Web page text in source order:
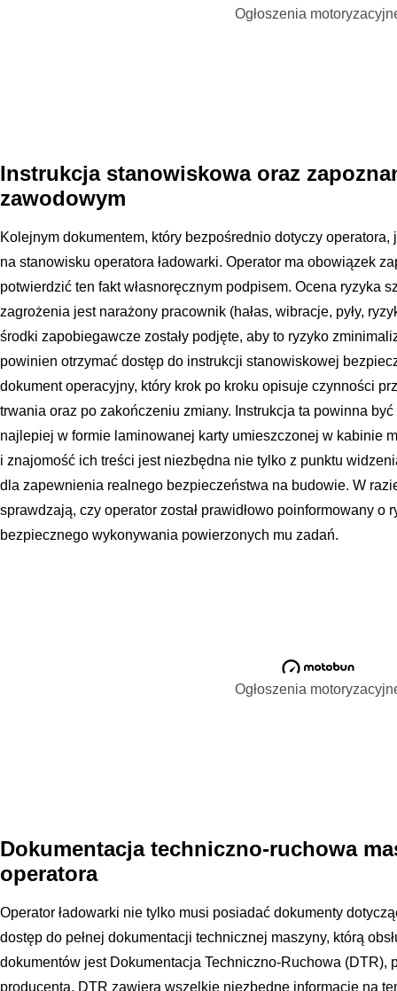
Ogłoszenia
Instrukcja stanowiskowa oraz
zawodowym
Kolejnym dokumentem, który bezpośrednio dotyczy
na stanowisku operatora ładowarki. Operator ma obowiązek
potwierdzić ten fakt własnoręcznym podpisem. Ocena ryzyka
zagrożenia jest narażony pracownik (hałas, wibracje, pyły,
środki zapobiegawcze zostały podjęte, aby to ryzyko
powinien otrzymać dostęp do instrukcji stanowiskowej
dokument operacyjny, który krok po kroku opisuje czynności
trwania oraz po zakończeniu zmiany. Instrukcja ta powinna
najlepiej w formie laminowanej karty umieszczonej w kabinie
i znajomość ich treści jest niezbędna nie tylko z punktu
dla zapewnienia realnego bezpieczeństwa na budowie. W
sprawdzają, czy operator został prawidłowo poinformowany o
bezpiecznego wykonywania powierzonych mu zadań.
Ogłoszenia
Dokumentacja techniczno-ruchowa
operatora
Operator ładowarki nie tylko musi posiadać dokumenty
dostęp do pełnej dokumentacji technicznej maszyny, którą
dokumentów jest Dokumentacja Techniczno-Ruchowa (DTR),
producenta. DTR zawiera wszelkie niezbędne informacje na